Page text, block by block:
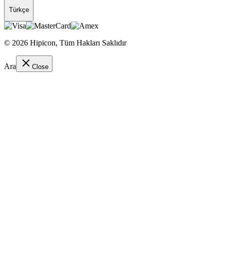
Türkçe
© 2026 Hipicon, Tüm Hakları Saklıdır
Ara Close